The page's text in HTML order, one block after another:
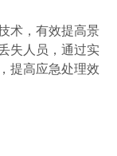
术，有效提高景
失人员，通过实
提高应急处理效